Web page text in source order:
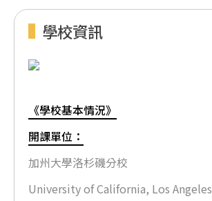
學校資訊
《學校基本情況》
開課單位：
加州大學洛杉磯分校
University of California, Los Angeles